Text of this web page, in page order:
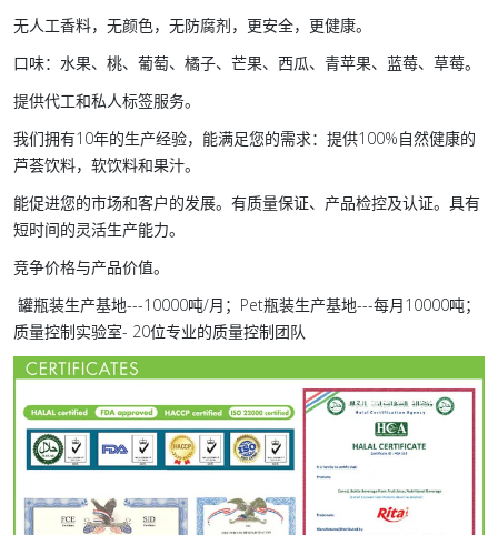
无人工香料，无颜色，无防腐剂，更安全，更健康。
口味：水果、桃、葡萄、橘子、芒果、西瓜、青苹果、蓝莓、草莓。
提供代工和私人标签服务。
我们拥有10年的生产经验，能满足您的需求：提供100%自然健康的
芦荟饮料，软饮料和果汁。
能促进您的市场和客户的发展。有质量保证、产品检控及认证。具有
短时间的灵活生产能力。
竞争价格与产品价值。
罐瓶装生产基地---10000吨/月；Pet瓶装生产基地---每月10000吨；
质量控制实验室- 20位专业的质量控制团队